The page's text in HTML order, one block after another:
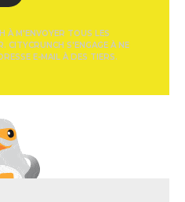
À M'ENVOYER TOUS LES
CITYCRUNCH S'ENGAGE À NE
E-MAIL À DES TIERS.